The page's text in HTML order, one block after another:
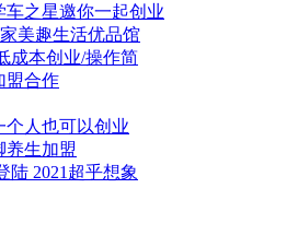
之星邀你一起创业
美趣生活优品馆
成本创业/操作简
盟合作
个人也可以创业
养生加盟
陆 2021超乎想象